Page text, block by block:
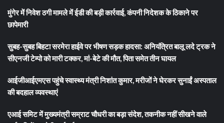
मुंगेर में निवेश ठगी मामले में ईडी की बड़ी कार्रवाई, कंपनी निदेशक के ठिकाने पर
छापेमारी
सुबह-सुबह बिहटा सरमेरा हाईवे पर भीषण सड़क हादसा: अनियंत्रित बालू लदे ट्रक ने
सीएनजी टेम्पो को मारी टक्कर, मां-बेटे की मौत, पिता समेत तीन घायल
आईजीआईएमएस पहुंचे स्वास्थ्य मंत्री निशांत कुमार, मरीजों ने घेरकर सुनाईं अस्पताल
की बदहाल व्यवस्थाएं
एआई समिट में मुख्यमंत्री सम्राट चौधरी का बड़ा संदेश, तकनीक नहीं सीखने वाले